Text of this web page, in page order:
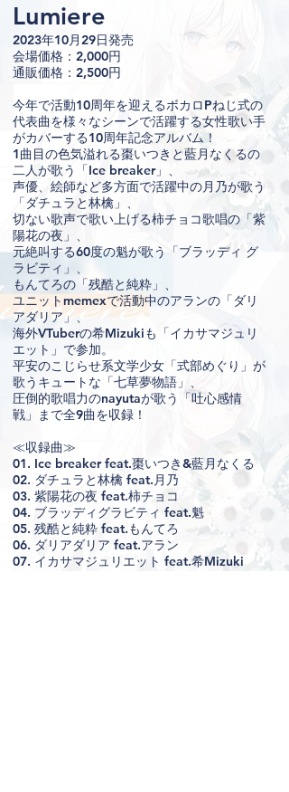
Lumiere
2023年10月29日発売
会場価格：2,000円
通販価格：2,500円
今年で活動10周年を迎えるボカロPねじ式の
代表曲を様々なシーンで活躍する女性歌い手
がカバーする10周年記念アルバム！
1曲目の色気溢れる棗いつきと藍月なくるの
二人が歌う「Ice breaker」、
声優、絵師など多方面で活躍中の月乃が歌う
「ダチュラと林檎」、
切ない歌声で歌い上げる柿チョコ歌唱の「紫
陽花の夜」、
元絶叫する60度の魁が歌う「ブラッディ グ
ラビティ」、
もんてろの「残酷と純粋」、
ユニットmemexで活動中のアランの「ダリ
アダリア」、
海外VTuberの希Mizukiも「イカサマジュリ
エット」で参加。
平安のこじらせ系文学少女「式部めぐり」が
歌うキュートな「七草夢物語」、
圧倒的歌唱力のnayutaが歌う「吐心感情
戦」まで全9曲を収録！
≪収録曲≫
01. Ice breaker feat.棗いつき&藍月なくる
02. ダチュラと林檎 feat.月乃
03. 紫陽花の夜 feat.柿チョコ
04. ブラッディグラビティ feat.魁
05. 残酷と純粋 feat.もんてろ
06. ダリアダリア feat.アラン
07. イカサマジュリエット feat.希Mizuki